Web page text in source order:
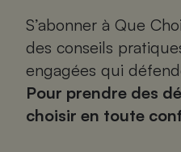
S’abonner à Que
des conseils
engagées qui
Pour prendre des
choisir en toute